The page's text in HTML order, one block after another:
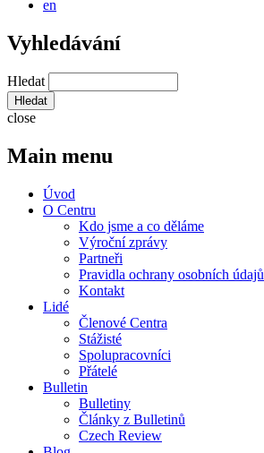
en
Vyhledávání
Hledat
close
Main menu
Úvod
O Centru
Kdo jsme a co děláme
Výroční zprávy
Partneři
Pravidla ochrany osobních údajů
Kontakt
Lidé
Členové Centra
Stážisté
Spolupracovníci
Přátelé
Bulletin
Bulletiny
Články z Bulletinů
Czech Review